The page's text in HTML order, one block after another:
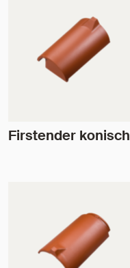
Firstender konisch